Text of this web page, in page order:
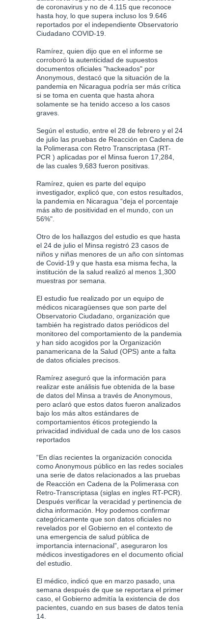
de coronavirus y no de 4.115 que reconoce
hasta hoy, lo que supera incluso los 9.646
reportados por el independiente Observatorio
Ciudadano COVID-19.
Ramírez, quien dijo que en el informe se
corroboró la autenticidad de supuestos
documentos oficiales "hackeados" por
Anonymous, destacó que la situación de la
pandemia en Nicaragua podría ser más crítica
si se toma en cuenta que hasta ahora
solamente se ha tenido acceso a los casos
graves.
Según el estudio, entre el 28 de febrero y el 24
de julio las pruebas de Reacción en Cadena de
la Polimerasa con Retro Transcriptasa (RT-
PCR ) aplicadas por el Minsa fueron 17,284,
de las cuales 9,683 fueron positivas.
Ramírez, quien es parte del equipo
investigador, explicó que, con estos resultados,
la pandemia en Nicaragua “deja el porcentaje
más alto de positividad en el mundo, con un
56%".
Otro de los hallazgos del estudio es que hasta
el 24 de julio el Minsa registró 23 casos de
niños y niñas menores de un año con síntomas
de Covid-19 y que hasta esa misma fecha, la
institución de la salud realizó al menos 1,300
muestras por semana.
El estudio fue realizado por un equipo de
médicos nicaragüenses que son parte del
Observatorio Ciudadano, organización que
también ha registrado datos periódicos del
monitoreo del comportamiento de la pandemia
y han sido acogidos por la Organización
panamericana de la Salud (OPS) ante a falta
de datos oficiales precisos.
Ramírez aseguró que la información para
realizar este análisis fue obtenida de la base
de datos del Minsa a través de Anonymous,
pero aclaró que estos datos fueron analizados
bajo los más altos estándares de
comportamientos éticos protegiendo la
privacidad individual de cada uno de los casos
reportados
“En días recientes la organización conocida
como Anonymous público en las redes sociales
una serie de datos relacionados a las pruebas
de Reacción en Cadena de la Polimerasa con
Retro-Transcriptasa (siglas en ingles RT-PCR).
Después verificar la veracidad y pertinencia de
dicha información. Hoy podemos confirmar
categóricamente que son datos oficiales no
revelados por el Gobierno en el contexto de
una emergencia de salud pública de
importancia internacional”, aseguraron los
médicos investigadores en el documento oficial
del estudio.
El médico, indicó que en marzo pasado, una
semana después de que se reportara el primer
caso, el Gobierno admitía la existencia de dos
pacientes, cuando en sus bases de datos tenía
14.